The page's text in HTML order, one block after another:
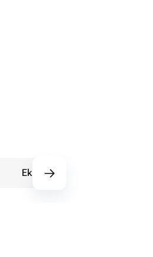
Eklery